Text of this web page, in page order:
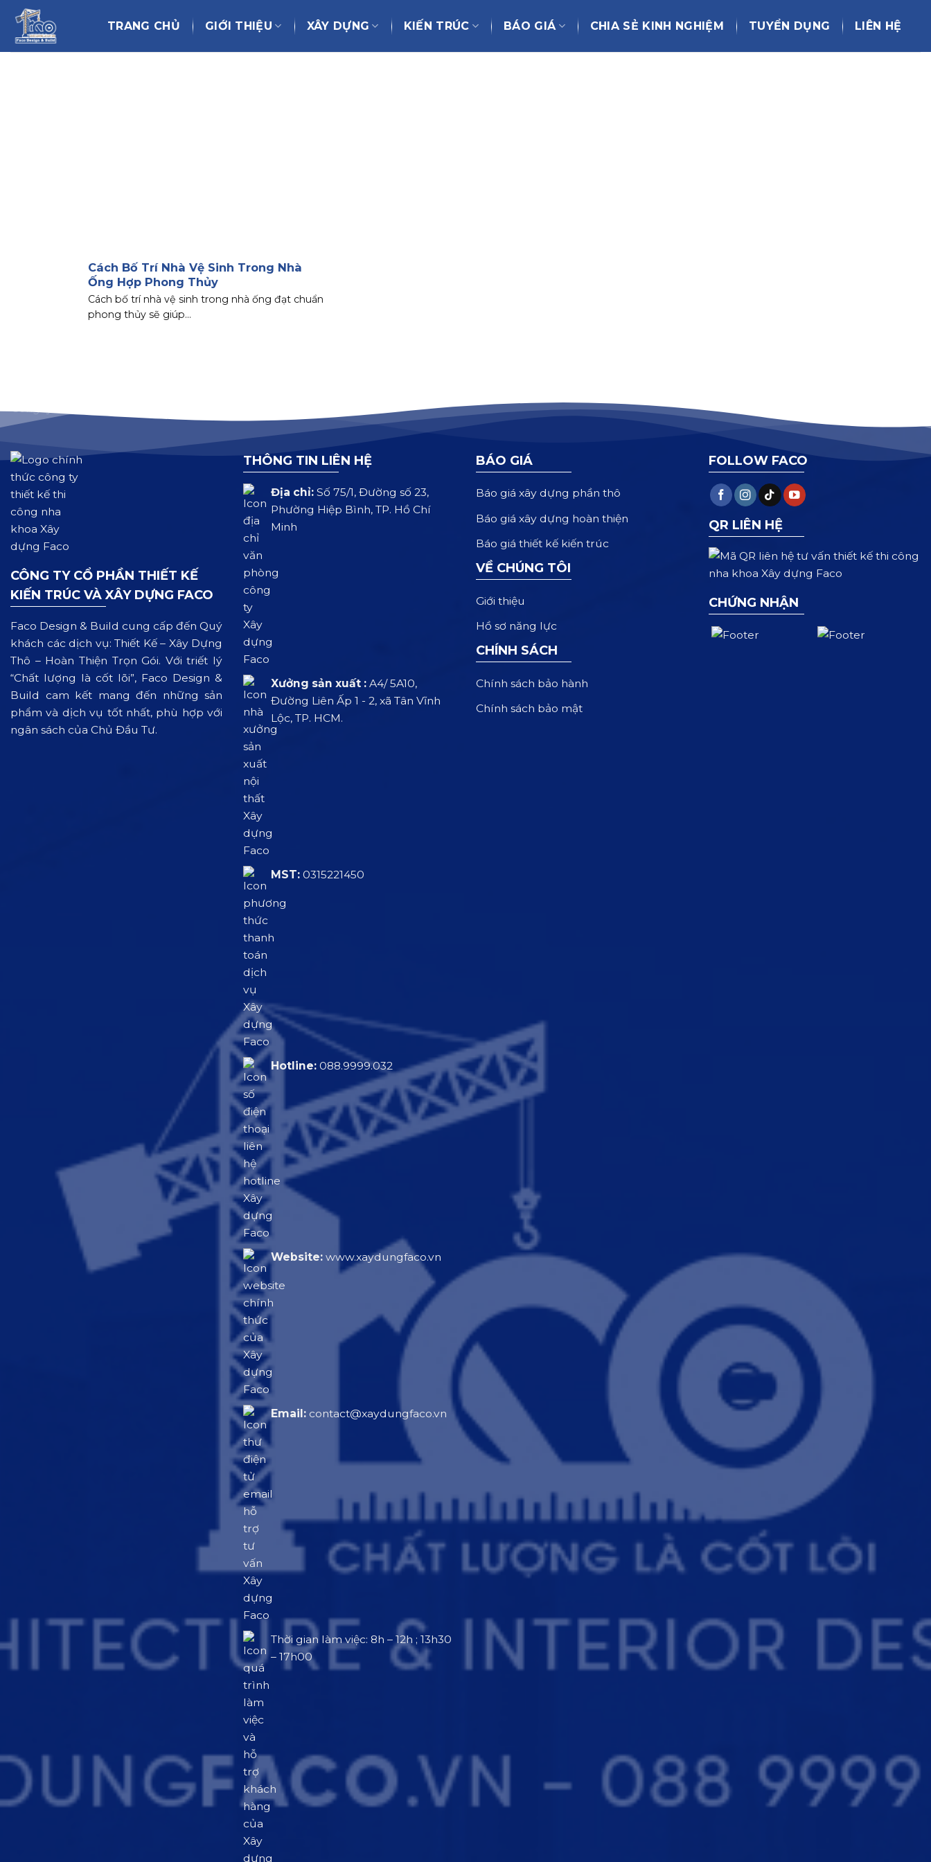
Chuyển
đến
nội
TRANG CHỦ GIỚI THIỆU XÂY DỰNG KIẾN TRÚC BÁO GIÁ CHIA SẺ KINH NGHIỆM TUYỂN DỤNG LIÊN HỆ
Cách Bố Trí Nhà Vệ Sinh Trong Nhà
Ống Hợp Phong Thủy
Cách bố trí nhà vệ sinh trong nhà ống đạt chuẩn
phong thủy sẽ giúp...
CÔNG TY CỔ PHẦN THIẾT KẾ
KIẾN TRÚC VÀ XÂY DỰNG FACO
Faco Design & Build cung cấp đến Quý
khách các dịch vụ: Thiết Kế – Xây Dựng
Thô – Hoàn Thiện Trọn Gói. Với triết lý
“Chất lượng là cốt lõi”, Faco Design &
Build cam kết mang đến những sản
phẩm và dịch vụ tốt nhất, phù hợp với
ngân sách của Chủ Đầu Tư.
THÔNG TIN LIÊN HỆ
Địa chỉ:Số 75/1, Đường số 23,
Phường Hiệp Bình, TP. Hồ Chí
Minh
Xưởng sản xuất :A4/ 5A10,
Đường Liên Ấp 1 - 2, xã Tân Vĩnh
Lộc, TP. HCM.
MST:0315221450
Hotline: 088.9999.032
Website: www.xaydungfaco.vn
Email: contact@xaydungfaco.vn
Thời gian làm việc: 8h – 12h ; 13h30
– 17h00
BÁO GIÁ
Báo giá xây dựng phần thô
Báo giá xây dựng hoàn thiện
Báo giá thiết kế kiến trúc
VỀ CHÚNG TÔI
Giới thiệu
Hồ sơ năng lực
CHÍNH SÁCH
Chính sách bảo hành
Chính sách bảo mật
FOLLOW FACO
QR LIÊN HỆ
CHỨNG NHẬN